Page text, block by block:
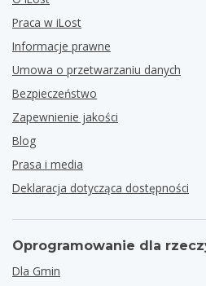
Praca w iLost
Informacje prawne
Umowa o przetwarzaniu danych
Bezpieczeństwo
Zapewnienie jakości
Blog
Prasa i media
Deklaracja dotycząca dostępności
Oprogramowanie dla
Dla Gmin